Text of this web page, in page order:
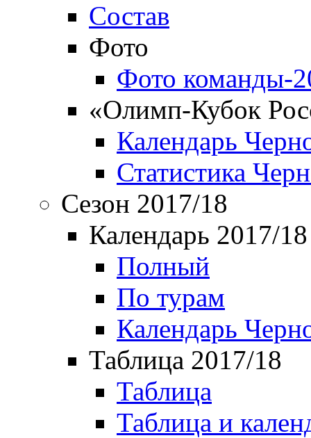
Состав
Фото
Фото команды-
«Олимп-Кубок
Календарь
Статистика
Сезон 2017/18
Календарь 2017/18
Полный
По турам
Календарь
Таблица 2017/18
Таблица
Таблица и